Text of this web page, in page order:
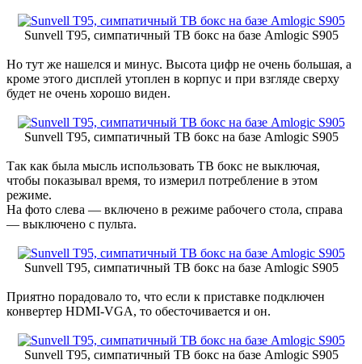
Sunvell T95, симпатичный ТВ бокс на базе Amlogic S905
Но тут же нашелся и минус. Высота цифр не очень большая, а
кроме этого дисплей утоплен в корпус и при взгляде сверху
будет не очень хорошо виден.
Sunvell T95, симпатичный ТВ бокс на базе Amlogic S905
Так как была мысль использовать ТВ бокс не выключая,
чтобы показывал время, то измерил потребление в этом
режиме.
На фото слева — включено в режиме рабочего стола, справа
— выключено с пульта.
Sunvell T95, симпатичный ТВ бокс на базе Amlogic S905
Приятно порадовало то, что если к приставке подключен
конвертер HDMI-VGA, то обесточивается и он.
Sunvell T95, симпатичный ТВ бокс на базе Amlogic S905